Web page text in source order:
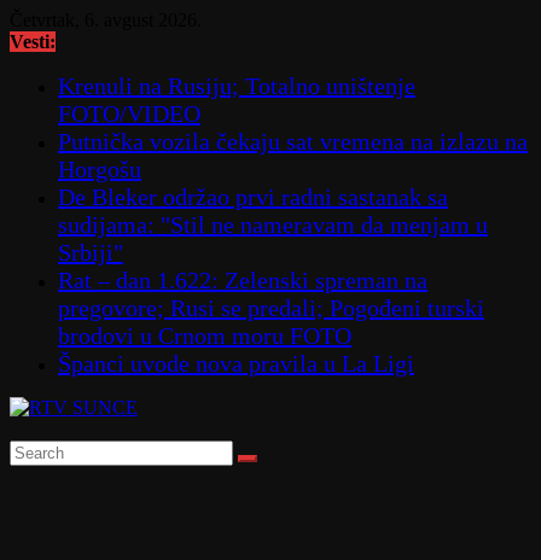
to
Vesti:
Krenuli na Rusiju; Totalno uništenje
FOTO/VIDEO
Putnička vozila čekaju sat vremena na izlazu na
Horgošu
De Bleker održao prvi radni sastanak sa
sudijama: "Stil ne nameravam da menjam u
Srbiji"
Rat – dan 1.622: Zelenski spreman na
pregovore; Rusi se predali; Pogođeni turski
brodovi u Crnom moru FOTO
Španci uvode nova pravila u La Ligi